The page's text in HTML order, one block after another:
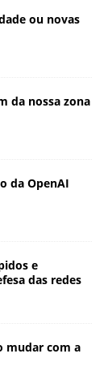
ou novas
da nossa zona
da OpenAI
e
das redes
mudar com a